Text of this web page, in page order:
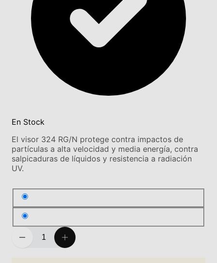
En Stock
El visor 324 RG/N protege contra impactos de
partículas a alta velocidad y media energía, contra
salpicaduras de líquidos y resistencia a radiación
UV.